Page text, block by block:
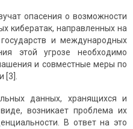
опасения о возможности
кибератак, направленных на
и международных
этой угрозе необходимо
и совместные меры по
данных, хранящихся и
возникает проблема их
В ответ на это